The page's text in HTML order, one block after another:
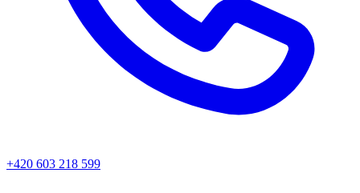
+420 603 218 599